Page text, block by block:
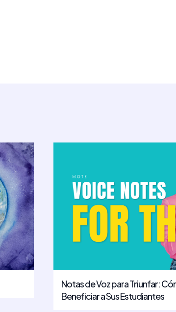
Notas de Voz para Triunfar:
Beneficiar a Sus Estudiantes